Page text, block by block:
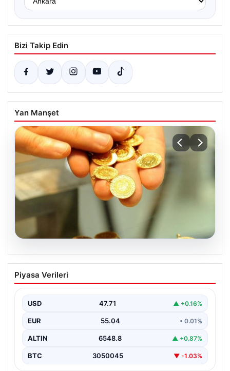
Bizi Takip Edin
Yan Manşet
05.08.2026
Altın fiyatları canlı 2 Nisan 2026: Altın
fiyatları ne kadar oldu? Gram, çeyrek,
fiyatları
Piyasa Verileri
USD 47.71 ▲ +0.16%
EUR 55.04 • 0.01%
ALTIN 6548.8 ▲ +0.87%
BTC 3050045 ▼ -1.03%